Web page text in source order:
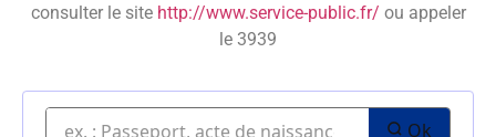
consulter le site http://www.service-public.fr/ ou appeler
le 3939
Ok